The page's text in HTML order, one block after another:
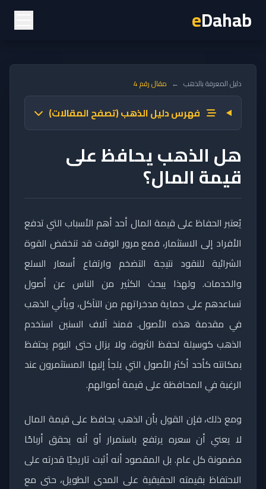
eDahab
دليل المعرفة بالذهب ← مقال رقم 4
فهرس دليل الذهب (تصفح المقالات)
هل الذهب يحافظ على
قيمة المال؟
يُعتبر الحفاظ على قيمة المال أحد أهم الأسباب التي تدفع
الأفراد إلى الاستثمار، فمع مرور الوقت قد تنخفض القوة
الشرائية للنقود نتيجة التضخم وارتفاع أسعار السلع
والخدمات. ولهذا يبحث الكثير من الناس عن أصول
تساعدهم على حماية مدخراتهم من التآكل، ويأتي الذهب
في مقدمة هذه الأصول. فمنذ آلاف السنين استخدم
الذهب كوسيلة لحفظ الثروة، ولا يزال حتى اليوم يحتفظ
بمكانته كأحد أكثر الأصول التي يلجأ إليها المستثمرون عند
الرغبة في المحافظة على قيمة أموالهم.
ومع ذلك، فإن القول بأن الذهب يحافظ على قيمة المال
لا يعني أن سعره يرتفع باستمرار أو أنه يحقق أرباحًا
مضمونة كل عام. بل المقصود أنه أثبت تاريخيًا قدرته على
الاحتفاظ بقيمته الحقيقية على المدى الطويل، حتى مع